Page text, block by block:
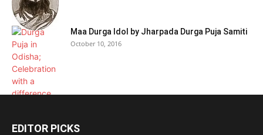
Maa Durga Idol by Jharpada Durga Puja Samiti
October 10, 2016
EDITOR PICKS